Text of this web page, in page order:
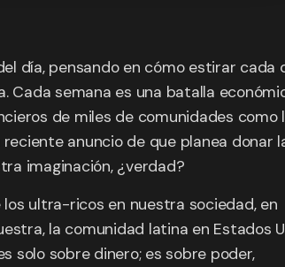
día, pensando en cómo estirar cada
Cada semana es una batalla
de miles de comunidades como
anuncio de que planea donar
imaginación, ¿verdad?
ultra-ricos en nuestra sociedad, en
la comunidad latina en Estados
solo sobre dinero; es sobre poder,